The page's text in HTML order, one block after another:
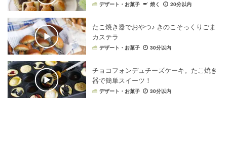
デザート・お菓子 焼く 20分以内
たこ焼き器でおやつ♪ きのこそっくりごま
カステラ
デザート・お菓子 30分以内
チョコフォンデュチーズケーキ。たこ焼き
器で簡単スイーツ！
デザート・お菓子 30分以内